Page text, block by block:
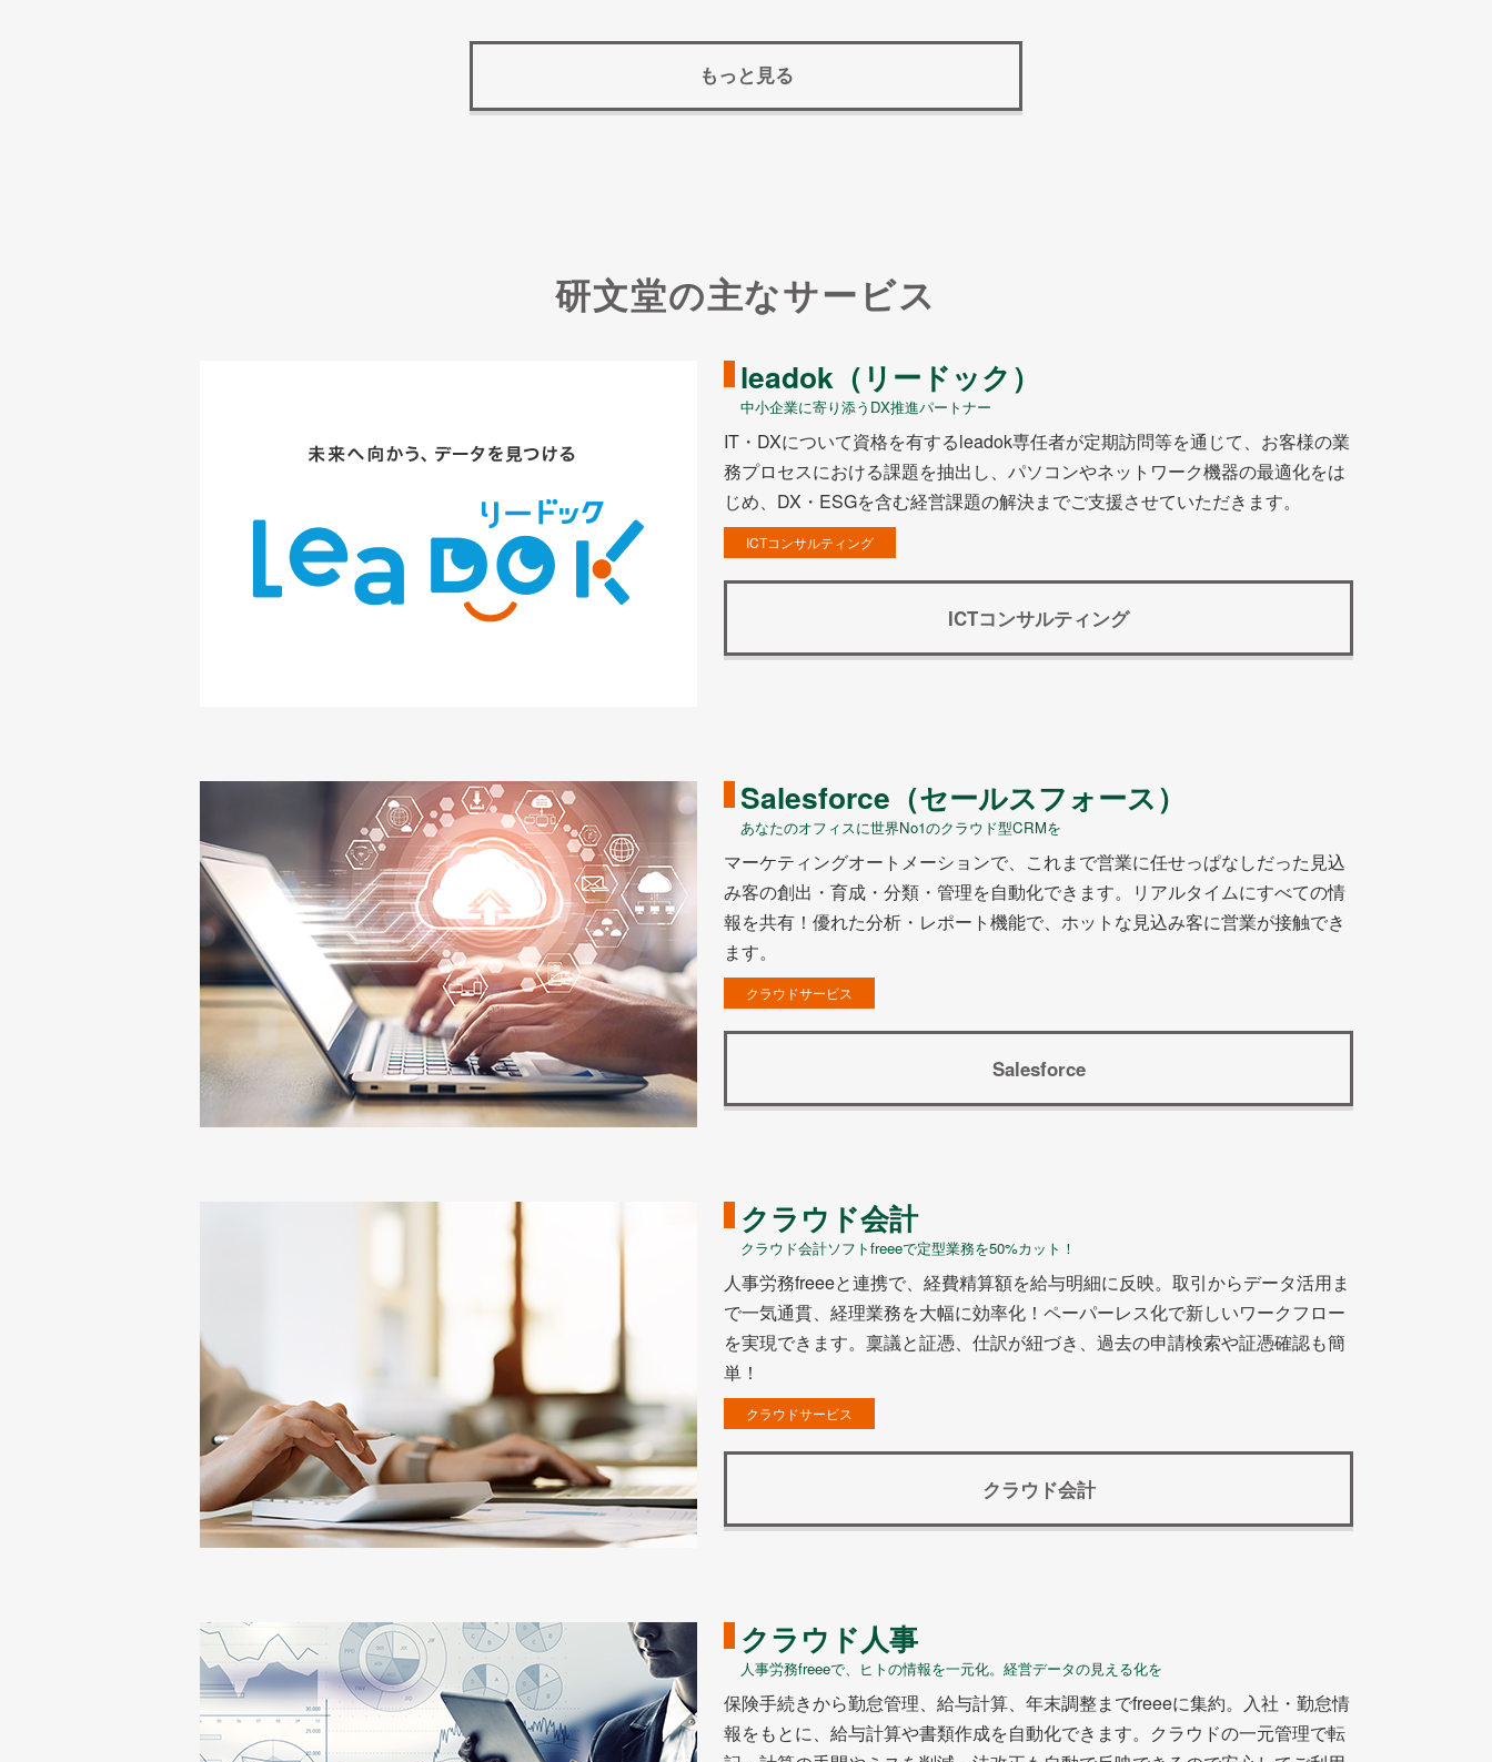
【Salesforce Agentforce】の活
用事例をご紹介いたします。
※ご好評につき満席となりまし
す。 労働人口の減少が叫ばれ
もっと見る
研文堂の主なサービス
leadok（リードック）
中小企業に寄り添うDX推進パートナー
IT・DXについて資格を有するleadok専任者が定期訪問等を通じて、お客様の業
務プロセスにおける課題を抽出し、パソコンやネットワーク機器の最適化をは
じめ、DX・ESGを含む経営課題の解決までご支援させていただきます。
ICTコンサルティング
ICTコンサルティング
Salesforce（セールスフォース）
あなたのオフィスに世界No1のクラウド型CRMを
マーケティングオートメーションで、これまで営業に任せっぱなしだった見込
み客の創出・育成・分類・管理を自動化できます。リアルタイムにすべての情
報を共有！優れた分析・レポート機能で、ホットな見込み客に営業が接触でき
ます。
クラウドサービス
Salesforce
クラウド会計
クラウド会計ソフトfreeeで定型業務を50%カット！
人事労務freeeと連携で、経費精算額を給与明細に反映。取引からデータ活用ま
で一気通貫、経理業務を大幅に効率化！ペーパーレス化で新しいワークフロー
を実現できます。稟議と証憑、仕訳が紐づき、過去の申請検索や証憑確認も簡
単！
クラウドサービス
クラウド会計
クラウド人事
人事労務freeeで、ヒトの情報を一元化。経営データの見える化を
保険手続きから勤怠管理、給与計算、年末調整までfreeeに集約。入社・勤怠情
報をもとに、給与計算や書類作成を自動化できます。クラウドの一元管理で転